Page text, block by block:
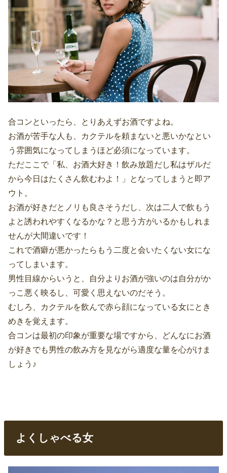
合コンといったら、とりあえずお酒ですよね。
お酒が苦手な人も、カクテルを頼まないと悪いかなとい
う雰囲気になってしまうほど必須になっています。
ただここで「私、お酒大好き！飲み放題だし私はザルだ
から今日はたくさん飲むわよ！」となってしまうと即ア
ウト。
お酒が好きだとノリも良さそうだし、次は二人で飲もう
よと誘われやすくなるかな？と思う方がいるかもしれま
せんが大間違いです！
これで酒癖が悪かったらもう二度と会いたくない女にな
ってしまいます。
男性目線からいうと、自分よりお酒が強いのは自分がか
っこ悪く映るし、可愛く思えないのだそう。
むしろ、カクテルを飲んで赤ら顔になっている女にとき
めきを覚えます。
合コンは最初の印象が重要な場ですから、どんなにお酒
が好きでも男性の飲み方を見ながら適度な量を心がけま
しょう♪
よくしゃべる女